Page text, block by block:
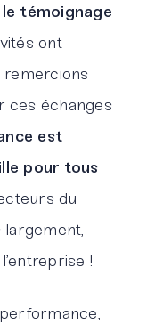
témoignage
ont
remercions
ces échanges
est
pour tous
du
!